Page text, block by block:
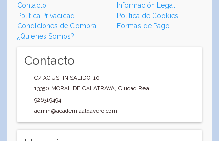
Contacto
Información Legal
Política Privacidad
Política de Cookies
Condiciones de Compra
Formas de Pago
¿Quienes Somos?
Contacto
C/ AGUSTIN SALIDO, 10
13350 MORAL DE CALATRAVA, Ciudad Real
926319494
admin@academiaaldavero.com